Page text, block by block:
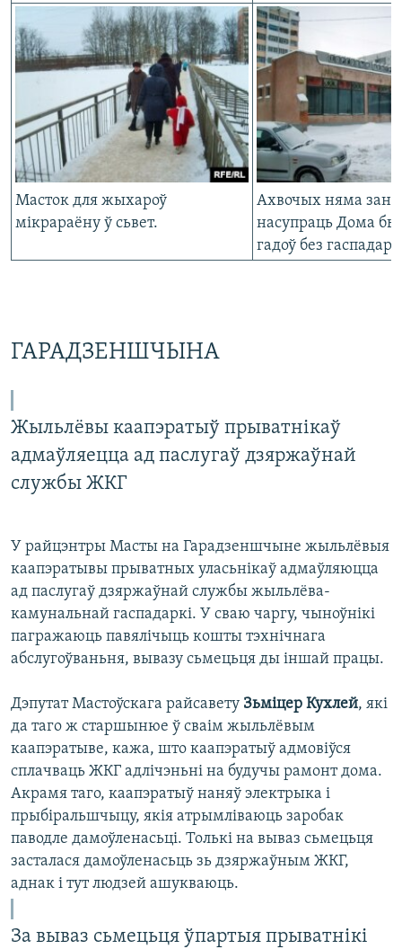
Масток для жыхароў
мікрараёну ў сьвет.
Ахвочых няма
насупраць Дома
гадоў без
ГАРАДЗЕНШЧЫНА
Жыльлёвы каапэратыў прыватнікаў
адмаўляецца ад паслугаў дзяржаўнай
службы ЖКГ
У райцэнтры Масты на Гарадзеншчыне жыльлёвыя
каапэратывы прыватных уласьнікаў адмаўляюцца
ад паслугаў дзяржаўнай службы жыльлёва-
камунальнай гаспадаркі. У сваю чаргу, чыноўнікі
пагражаюць павялічыць кошты тэхнічнага
абслугоўваньня, вывазу сьмецьця ды іншай працы.
Дэпутат Мастоўскага райсавету Зьміцер Кухлей, які
да таго ж старшынюе ў сваім жыльлёвым
каапэратыве, кажа, што каапэратыў адмовіўся
сплачваць ЖКГ адлічэньні на будучы рамонт дома.
Акрамя таго, каапэратыў наняў электрыка і
прыбіральшчыцу, якія атрымліваюць заробак
паводле дамоўленасьці. Толькі на вываз сьмецьця
засталася дамоўленасьць зь дзяржаўным ЖКГ,
аднак і тут людзей ашукваюць.
За вываз сьмецьця ўпартыя прыватнікі